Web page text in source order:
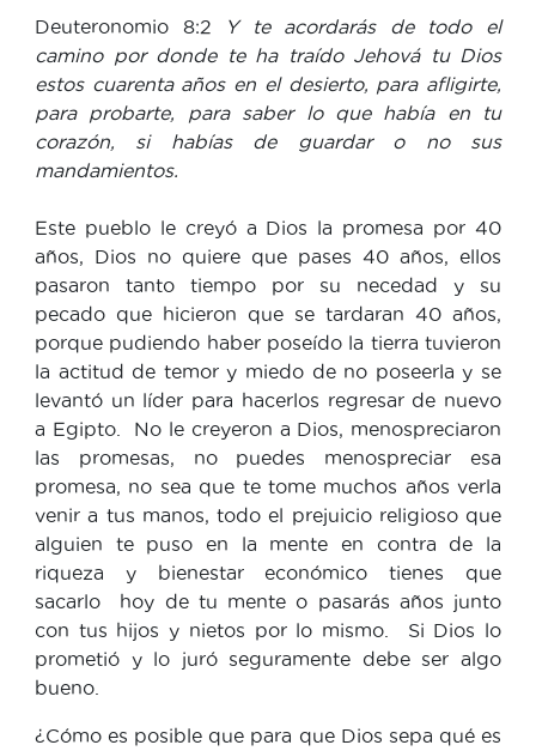
Deuteronomio 8:2
Y te acordarás de todo el
camino por donde te ha traído Jehová tu Dios
estos cuarenta años en el desierto, para afligirte,
para probarte, para saber lo que había en tu
corazón, si habías de guardar o no sus
mandamientos.
Este pueblo le creyó a Dios la promesa por 40
años, Dios no quiere que pases 40 años, ellos
pasaron tanto tiempo por su necedad y su
pecado que hicieron que se tardaran 40 años,
porque pudiendo haber poseído la tierra tuvieron
la actitud de temor y miedo de no poseerla y se
levantó un líder para hacerlos regresar de nuevo
a Egipto. No le creyeron a Dios, menospreciaron
las promesas, no puedes menospreciar esa
promesa, no sea que te tome muchos años verla
venir a tus manos, todo el prejuicio religioso que
alguien te puso en la mente en contra de la
riqueza y bienestar económico tienes que
sacarlo hoy de tu mente o pasarás años junto
con tus hijos y nietos por lo mismo. Si Dios lo
prometió y lo juró seguramente debe ser algo
bueno.
¿Cómo es posible que para que Dios sepa qué es